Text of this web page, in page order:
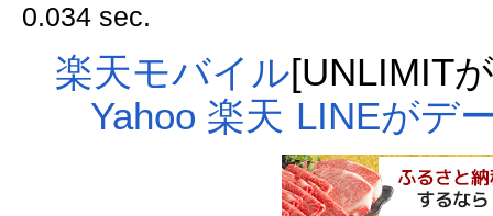
0.034 sec.
楽天モバイル[UNLIMIT
Yahoo 楽天 LINEがデ